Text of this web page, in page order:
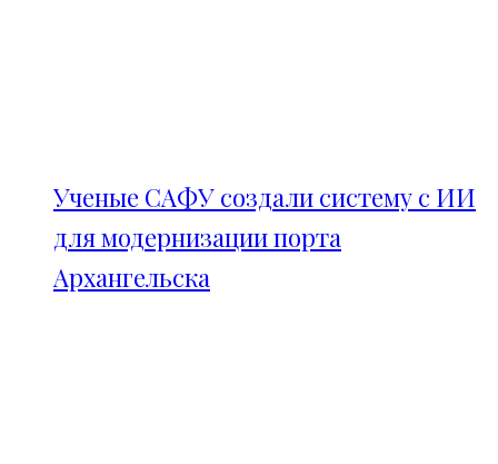
Ученые САФУ создали систему с ИИ
для модернизации порта
Архангельска